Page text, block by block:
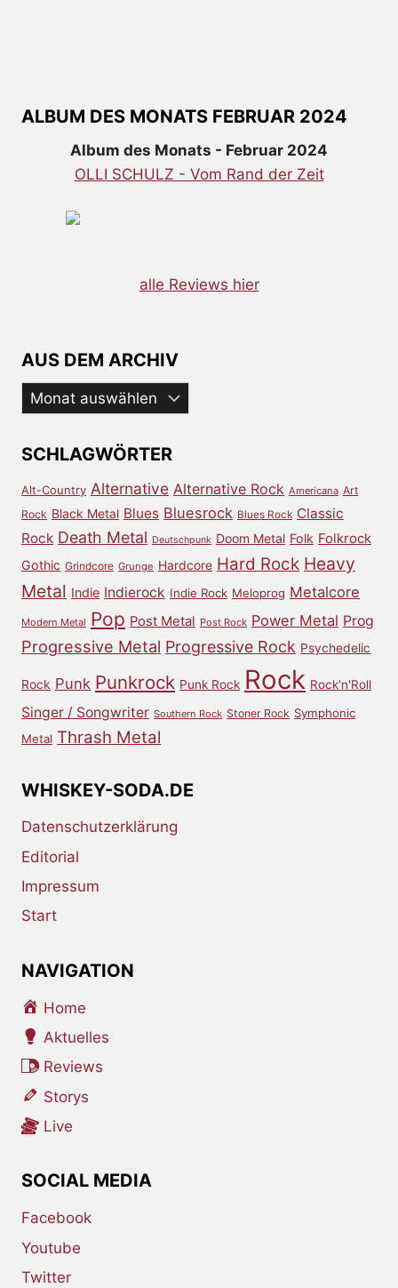
ALBUM DES MONATS FEBRUAR 2024
Album des Monats - Februar 2024
OLLI SCHULZ - Vom Rand der Zeit
alle Reviews hier
AUS DEM ARCHIV
Aus
dem
SCHLAGWÖRTER
Alt-Country Alternative Alternative Rock Americana Art
Rock Black Metal Blues Bluesrock Blues Rock Classic
Rock Death Metal Deutschpunk Doom Metal Folk Folkrock
Gothic Grindcore Grunge Hardcore Hard Rock Heavy
Metal Indie Indierock Indie Rock Meloprog Metalcore
Modern Metal Pop Post Metal Post Rock Power Metal Prog
Progressive Metal Progressive Rock Psychedelic
Rock Punk Punkrock Punk Rock Rock Rock'n'Roll
Singer / Songwriter Southern Rock Stoner Rock Symphonic
Metal Thrash Metal
WHISKEY-SODA.DE
Datenschutzerklärung
Editorial
Impressum
Start
NAVIGATION
Home
Aktuelles
Reviews
Storys
Live
SOCIAL MEDIA
Facebook
Youtube
Twitter